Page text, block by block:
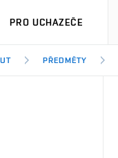
PRO UCHAZEČE
PŘEDMĚTY